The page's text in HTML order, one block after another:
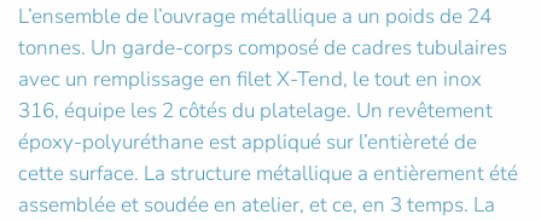
L’ensemble de l’ouvrage métallique a un poids de 24
tonnes. Un garde-corps composé de cadres tubulaires
avec un remplissage en filet X-Tend, le tout en inox
316, équipe les 2 côtés du platelage. Un revêtement
époxy-polyuréthane est appliqué sur l’entièreté de
cette surface. La structure métallique a entièrement été
assemblée et soudée en atelier, et ce, en 3 temps. La